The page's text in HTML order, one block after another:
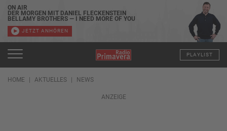
ON AIR
DER MORGEN MIT DANIEL FLECKENSTEIN
BELLAMY BROTHERS — I NEED MORE OF YOU
JETZT ANHÖREN
PLAYLIST
HOME AKTUELLES NEWS
ANZEIGE